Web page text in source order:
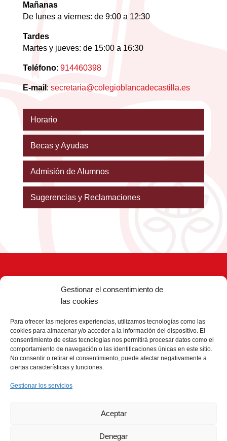
Gestionar el consentimiento de
las cookies
Para ofrecer las mejores experiencias, utilizamos tecnologías como las
cookies para almacenar y/o acceder a la información del dispositivo. El
consentimiento de estas tecnologías nos permitirá procesar datos como el
comportamiento de navegación o las identificaciones únicas en este sitio.
No consentir o retirar el consentimiento, puede afectar negativamente a
ciertas características y funciones.
Gestionar los servicios
Aceptar
Denegar
Mañanas
De lunes a viernes: de 9:00 a 12:30
Tardes
Martes y jueves: de 15:00 a 16:30
Teléfono: 914460398
E-mail : secretaria@colegioblancadecastilla.es
Horario
Becas y Ayudas
Admisión de Alumnos
Sugerencias y Reclamaciones
Ética y Cumplimiento
Aviso Legal
Protección de Datos
Política de Cookies